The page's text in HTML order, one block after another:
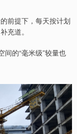
前提下，每天按计划
充道。
间的“毫米级”较量也